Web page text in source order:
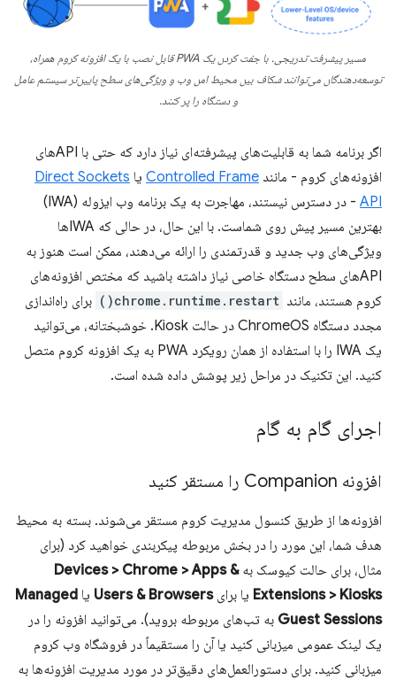
مسیر پیشرفت تدریجی. با جفت کردن یک PWA قابل نصب با یک افزونه کروم همراه،
توسعه‌دهندگان می‌توانند شکاف بین محیط امن وب و ویژگی‌های سطح پایین‌تر سیستم عامل
و دستگاه را پر کنند.
اگر برنامه شما به قابلیت‌های پیشرفته‌ای نیاز دارد که حتی با APIهای
افزونه‌های کروم - مانند Controlled Frame یا Direct Sockets
API
- در دسترس نیستند، مهاجرت به یک برنامه وب ایزوله (IWA)
بهترین مسیر پیش روی شماست. با این حال، در حالی که IWAها
ویژگی‌های وب جدید و قدرتمندی را ارائه می‌دهند، ممکن است هنوز به
APIهای سطح دستگاه خاصی نیاز داشته باشید که مختص افزونه‌های
کروم هستند، مانند chrome.runtime.restart()
برای راه‌اندازی
مجدد دستگاه ChromeOS در حالت Kiosk. خوشبختانه، می‌توانید
یک IWA را با استفاده از همان رویکرد PWA به یک افزونه کروم متصل
کنید. این تکنیک در مراحل زیر پوشش داده شده است.
اجرای گام به گام
افزونه Companion را مستقر کنید
افزونه‌ها از طریق کنسول مدیریت کروم مستقر می‌شوند. بسته به محیط
هدف شما، این مورد را در بخش مربوطه پیکربندی خواهید کرد (برای
مثال، برای حالت کیوسک بهDevices > Chrome > Apps &
Extensions > Kiosks یا برایUsers & Browsers یا Managed
Guest Sessions به تب‌های مربوطه بروید). می‌توانید افزونه را در
یک لینک عمومی میزبانی کنید یا آن را مستقیماً در فروشگاه وب کروم
میزبانی کنید. برای دستورالعمل‌های دقیق‌تر در مورد مدیریت افزونه‌ها به